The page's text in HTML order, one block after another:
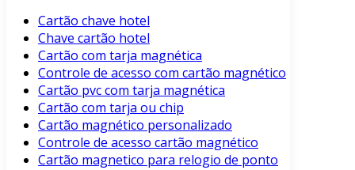
Cartão chave hotel
Chave cartão hotel
Cartão com tarja magnética
Controle de acesso com cartão magnético
Cartão pvc com tarja magnética
Cartão com tarja ou chip
Cartão magnético personalizado
Controle de acesso cartão magnético
Cartão magnetico para relogio de ponto